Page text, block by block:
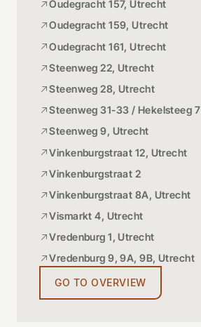
Oudegracht 157, Utrecht
Oudegracht 159, Utrecht
Oudegracht 161, Utrecht
Steenweg 22, Utrecht
Steenweg 28, Utrecht
Steenweg 31-33 / Hekelsteeg 7
Steenweg 9, Utrecht
Vinkenburgstraat 12, Utrecht
Vinkenburgstraat 2
Vinkenburgstraat 8A, Utrecht
Vismarkt 4, Utrecht
Vredenburg 1, Utrecht
Vredenburg 9, 9A, 9B, Utrecht
GO TO OVERVIEW